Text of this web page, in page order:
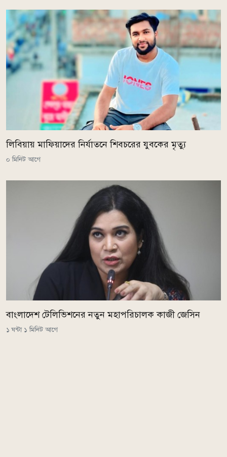
লিবিয়ায় মাফিয়াদের নির্যাতনে শিবচরের যুবকের মৃত্যু
০ মিনিট আগে
বাংলাদেশ টেলিভিশনের নতুন মহাপরিচালক কাজী জেসিন
১ ঘন্টা ১ মিনিট আগে